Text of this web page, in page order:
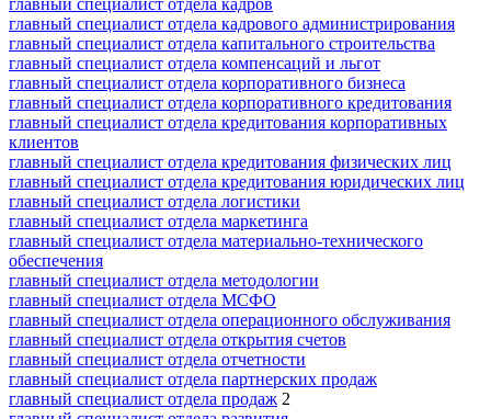
главный специалист отдела кадрового администрирования
главный специалист отдела капитального строительства
главный специалист отдела компенсаций и льгот
главный специалист отдела корпоративного бизнеса
главный специалист отдела корпоративного кредитования
главный специалист отдела кредитования корпоративных
клиентов
главный специалист отдела кредитования физических лиц
главный специалист отдела кредитования юридических лиц
главный специалист отдела логистики
главный специалист отдела маркетинга
главный специалист отдела материально-технического
обеспечения
главный специалист отдела методологии
главный специалист отдела МСФО
главный специалист отдела операционного обслуживания
главный специалист отдела открытия счетов
главный специалист отдела отчетности
главный специалист отдела партнерских продаж
главный специалист отдела продаж 2